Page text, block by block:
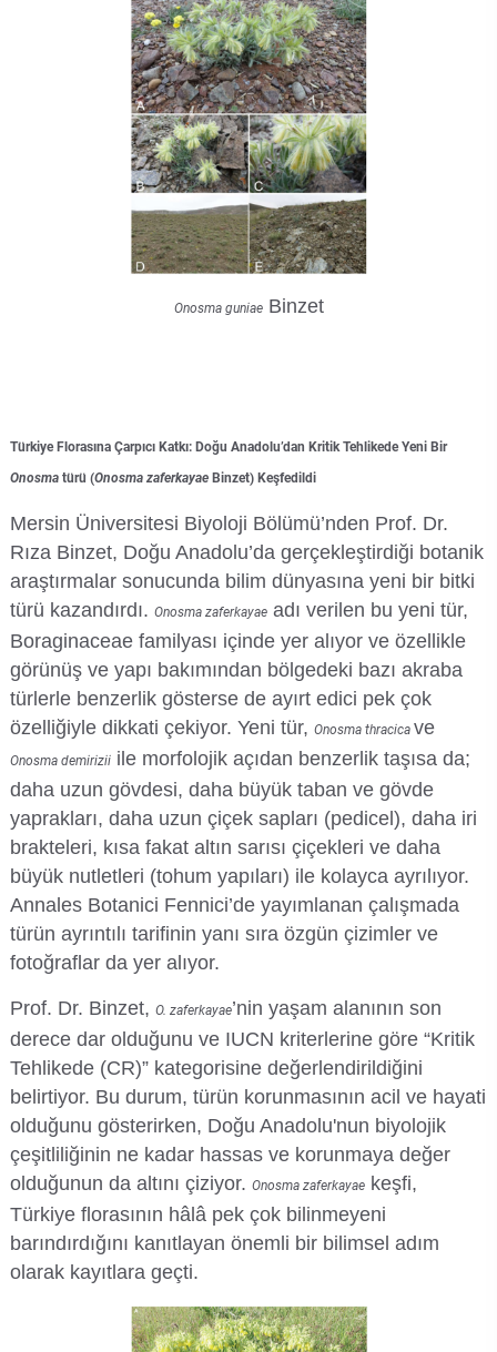
Onosma guniaeBinzet
Türkiye Florasına Çarpıcı Katkı: Doğu Anadolu’dan Kritik Tehlikede Yeni Bir
Onosma türü (Onosma zaferkayae Binzet) Keşfedildi
Mersin Üniversitesi Biyoloji Bölümü’nden Prof. Dr.
Rıza Binzet, Doğu Anadolu’da gerçekleştirdiği botanik
araştırmalar sonucunda bilim dünyasına yeni bir bitki
türü kazandırdı. Onosma zaferkayae adı verilen bu yeni tür,
Boraginaceae familyası içinde yer alıyor ve özellikle
görünüş ve yapı bakımından bölgedeki bazı akraba
türlerle benzerlik gösterse de ayırt edici pek çok
özelliğiyle dikkati çekiyor. Yeni tür, Onosma thracica ve
Onosma demirizii ile morfolojik açıdan benzerlik taşısa da;
daha uzun gövdesi, daha büyük taban ve gövde
yaprakları, daha uzun çiçek sapları (pedicel), daha iri
brakteleri, kısa fakat altın sarısı çiçekleri ve daha
büyük nutletleri (tohum yapıları) ile kolayca ayrılıyor.
Annales Botanici Fennici’de yayımlanan çalışmada
türün ayrıntılı tarifinin yanı sıra özgün çizimler ve
fotoğraflar da yer alıyor.
Prof. Dr. Binzet, O. zaferkayae’nin yaşam alanının son
derece dar olduğunu ve IUCN kriterlerine göre “Kritik
Tehlikede (CR)” kategorisine değerlendirildiğini
belirtiyor. Bu durum, türün korunmasının acil ve hayati
olduğunu gösterirken, Doğu Anadolu'nun biyolojik
çeşitliliğinin ne kadar hassas ve korunmaya değer
olduğunun da altını çiziyor. Onosma zaferkayae keşfi,
Türkiye florasının hâlâ pek çok bilinmeyeni
barındırdığını kanıtlayan önemli bir bilimsel adım
olarak kayıtlara geçti.